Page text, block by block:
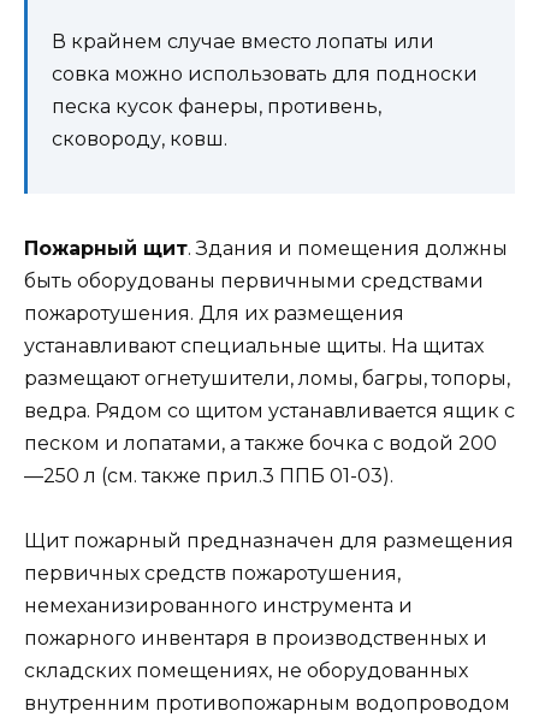
В крайнем случае вместо лопаты или
совка можно использовать для подноски
песка кусок фанеры, противень,
сковороду, ковш.
Пожарный щит. Здания и помещения должны
быть оборудованы первичными средствами
пожаротушения. Для их размещения
устанавливают специальные щиты. На щитах
размещают огнетушители, ломы, багры, топоры,
ведра. Рядом со щитом устанавливается ящик с
песком и лопатами, а также бочка с водой 200
—250 л (см. также прил.3 ППБ 01-03).
Щит пожарный предназначен для размещения
первичных средств пожаротушения,
немеханизированного инструмента и
пожарного инвентаря в производственных и
складских помещениях, не оборудованных
внутренним противопожарным водопроводом